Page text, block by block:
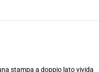
stampa a doppio lato vivida